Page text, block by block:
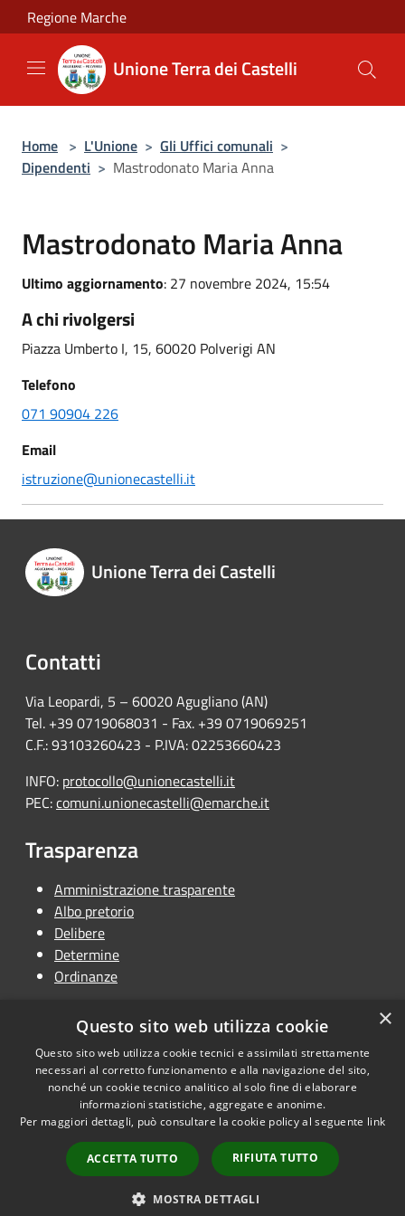
Salta al contenuto principale
Regione Marche
Unione Terra dei Castelli
Home > L'Unione > Gli Uffici comunali >
Dipendenti > Mastrodonato Maria Anna
Mastrodonato Maria Anna
Ultimo aggiornamento: 27 novembre 2024, 15:54
A chi rivolgersi
Piazza Umberto I, 15, 60020 Polverigi AN
Telefono
071 90904 226
Email
istruzione@unionecastelli.it
Unione Terra dei Castelli
Contatti
Via Leopardi, 5 – 60020 Agugliano (AN)
Tel. +39 0719068031 - Fax. +39 0719069251
C.F.: 93103260423 - P.IVA: 02253660423
INFO: protocollo@unionecastelli.it
PEC:comuni.unionecastelli@emarche.it
Trasparenza
Amministrazione trasparente
Albo pretorio
Delibere
Determine
Ordinanze
RSS
Accessibilità
Cookie
Mappa del sito
Dichiarazione di
Copyright © 2026 • Unione
Terra dei Castelli • Powered by
Municipium•Accesso
redazione
×
Questo sito web utilizza cookie
Questo sito web utilizza cookie tecnici e assimilati strettamente
necessari al corretto funzionamento e alla navigazione del sito,
nonché un cookie tecnico analitico al solo fine di elaborare
informazioni statistiche, aggregate e anonime.
Per maggiori dettagli, può consultare la cookie policy al seguente link
ACCETTA TUTTO RIFIUTA TUTTO
MOSTRA DETTAGLI